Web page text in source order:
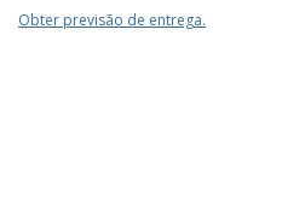
Obter previsão de entrega.